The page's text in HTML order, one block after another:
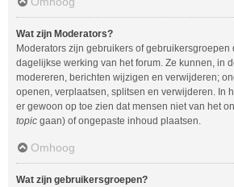
Wat zijn Moderators?
Moderators zijn gebruikers of gebruikersgroepen
dagelijkse werking van het forum. Ze kunnen, in
modereren, berichten wijzigen en verwijderen;
openen, verplaatsen, splitsen en verwijderen. In
er gewoon op toe zien dat mensen niet van het
topic gaan) of ongepaste inhoud plaatsen.
Omhoog
Wat zijn gebruikersgroepen?